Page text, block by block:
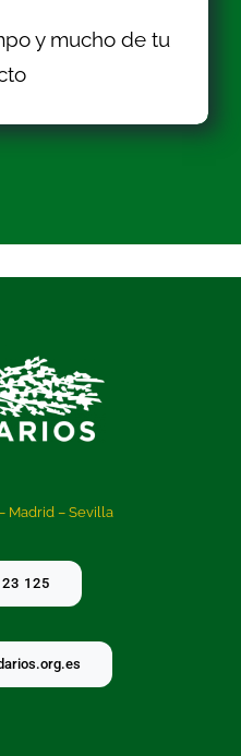
y mucho de tu
Madrid – Sevilla
125